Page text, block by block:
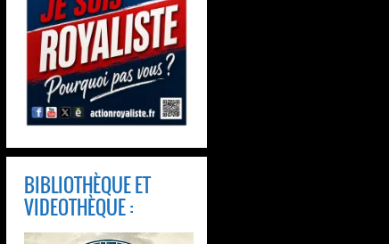
BIBLIOTHÈQUE ET
VIDEOTHÈQUE :